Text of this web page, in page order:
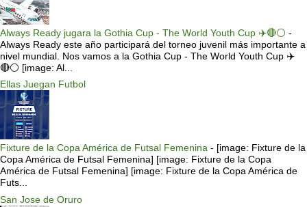
Always Ready jugara la Gothia Cup - The World Youth Cup ✈️🔴⚪️ -
Always Ready este año participará del torneo juvenil más importante a
nivel mundial. Nos vamos a la Gothia Cup - The World Youth Cup ✈️
🔴⚪️ [image: Al...
Ellas Juegan Futbol
Fixture de la Copa América de Futsal Femenina - [image: Fixture de la
Copa América de Futsal Femenina] [image: Fixture de la Copa
América de Futsal Femenina] [image: Fixture de la Copa América de
Futs...
San Jose de Oruro